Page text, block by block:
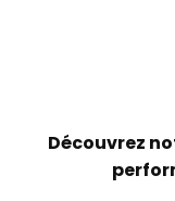
Découvrez